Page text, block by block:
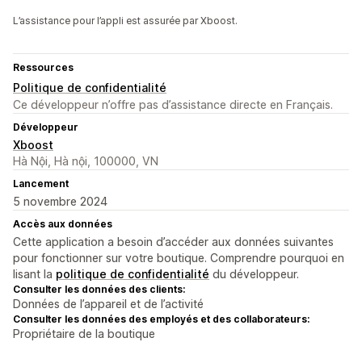
L’assistance pour l’appli est assurée par Xboost.
Ressources
Politique de confidentialité
Ce développeur n’offre pas d’assistance directe en Français.
Développeur
Xboost
Hà Nội, Hà nội, 100000, VN
Lancement
5 novembre 2024
Accès aux données
Cette application a besoin d’accéder aux données suivantes
pour fonctionner sur votre boutique. Comprendre pourquoi en
lisant la politique de confidentialité du développeur.
Consulter les données des clients:
Données de l’appareil et de l’activité
Consulter les données des employés et des collaborateurs:
Propriétaire de la boutique